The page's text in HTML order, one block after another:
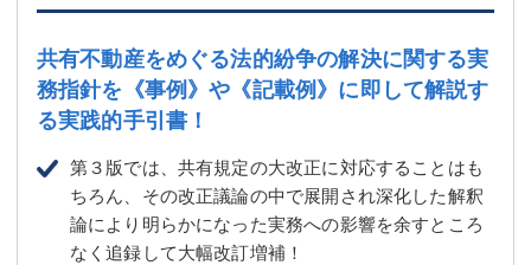
共有不動産をめぐる法的紛争の解決に関する実
務指針を 《事例》や《記載例》に即して解説す
る実践的手引書！
第３版では、共有規定の大改正に対応することはも
ちろん、その改正議論の中で展開され深化した解釈
論により明らかになった実務への影響を余すところ
なく追録して大幅改訂増補！